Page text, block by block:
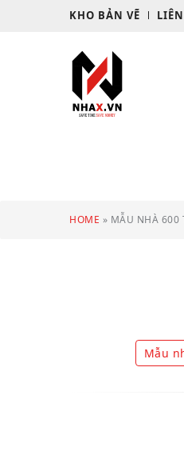
KHO BẢN VẼ
HOME » MẪU NHÀ 600
Mẫu